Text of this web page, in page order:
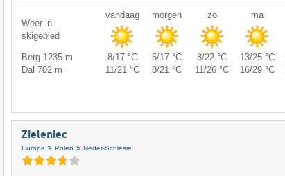
Weer in
skigebied
vandaag morgen zo ma
Berg 1235 m 8/17 °C 5/17 °C 8/22 °C 13/25 °C
Dal 702 m
11/21 °C 8/21 °C 11/26 °C 16/29 °C
Zieleniec
Europa Polen Neder-Schlesië